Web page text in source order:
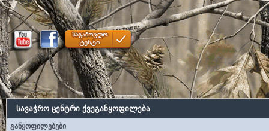
სავაჭრო ცენტრი ქვეგანყოფილება
განყოფილებები